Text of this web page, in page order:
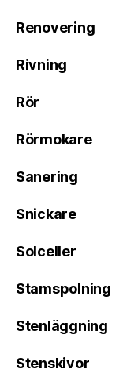
Renovering
Rivning
Rör
Rörmokare
Sanering
Snickare
Solceller
Stamspolning
Stenläggning
Stenskivor